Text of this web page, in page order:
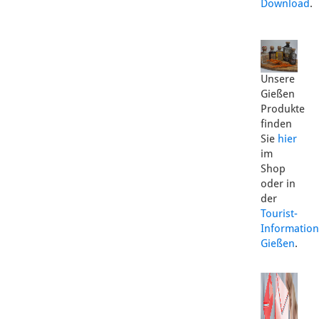
Download.
Unsere
Gießen
Produkte
finden
Sie hier
im
Shop
oder in
der
Tourist-
Information
Gießen.